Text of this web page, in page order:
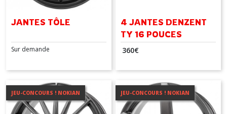
JANTES TÔLE
Sur demande
4 JANTES DENZENT
TY 16 POUCES
360€
JEU-CONCOURS ! NOKIAN JEU-CONCOURS ! NOKIAN